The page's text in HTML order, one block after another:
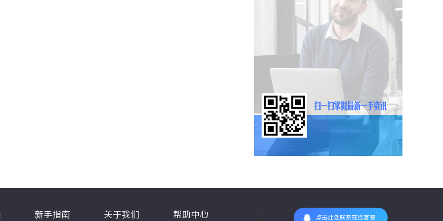
新手指南 关于我们 帮助中心 点击此处联系在线客服